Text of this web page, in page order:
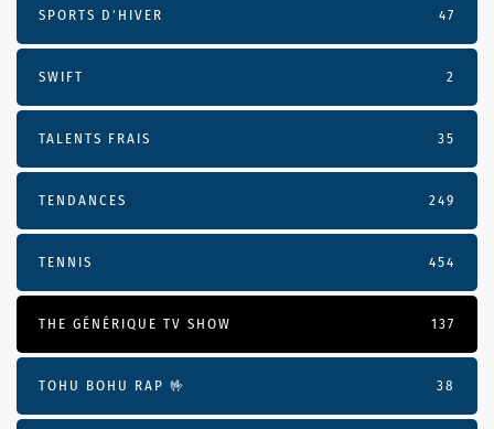
SPORTS D'HIVER 47
SWIFT 2
TALENTS FRAIS 35
TENDANCES 249
TENNIS 454
THE GÉNÉRIQUE TV SHOW 137
TOHU BOHU RAP 🤟 38